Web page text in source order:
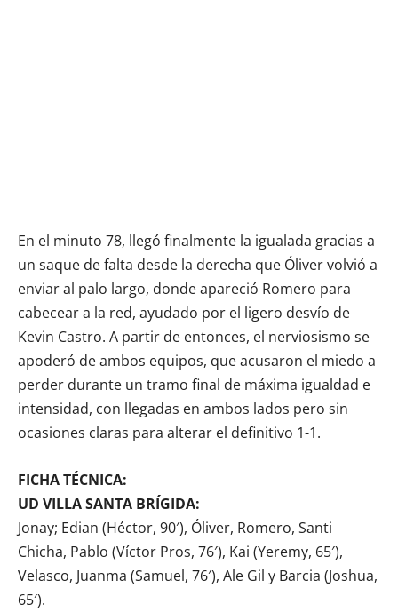
En el minuto 78, llegó finalmente la igualada gracias a
un saque de falta desde la derecha que Óliver volvió a
enviar al palo largo, donde apareció Romero para
cabecear a la red, ayudado por el ligero desvío de
Kevin Castro. A partir de entonces, el nerviosismo se
apoderó de ambos equipos, que acusaron el miedo a
perder durante un tramo final de máxima igualdad e
intensidad, con llegadas en ambos lados pero sin
ocasiones claras para alterar el definitivo 1-1.
FICHA TÉCNICA:
UD VILLA SANTA BRÍGIDA:
Jonay; Edian (Héctor, 90′), Óliver, Romero, Santi
Chicha, Pablo (Víctor Pros, 76′), Kai (Yeremy, 65′),
Velasco, Juanma (Samuel, 76′), Ale Gil y Barcia (Joshua,
65′).